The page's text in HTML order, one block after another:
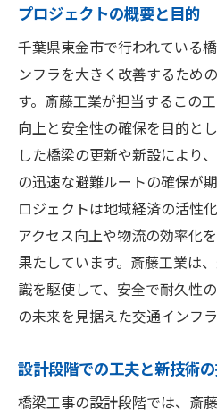
プロジェクトの概要と目的
千葉県東金市で行われている
ンフラを大きく改善するため
す。斎藤工業が担当するこの
向上と安全性の確保を目的と
した橋梁の更新や新設により
の迅速な避難ルートの確保が
ロジェクトは地域経済の活性
アクセス向上や物流の効率化
果たしています。斎藤工業は
識を駆使して、安全で耐久性
の未来を見据えた交通インフ
設計段階での工夫と新技術
橋梁工事の設計段階では、斎